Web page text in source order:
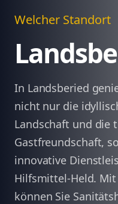
Welcher Standort
In Landsberied
nicht nur die
Landschaft und die
Gastfreundschaft,
innovative
Hilfsmittel-Held.
können Sie